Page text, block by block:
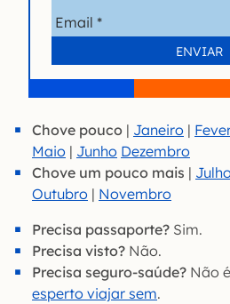
Chove pouco | Janeiro |
Maio | Junho Dezembro
Chove um pouco mais |
Outubro | Novembro
Precisa passaporte? Sim.
Precisa visto? Não.
Precisa seguro-saúde? Não
esperto viajar sem.